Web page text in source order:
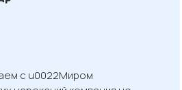
с u0022Миром